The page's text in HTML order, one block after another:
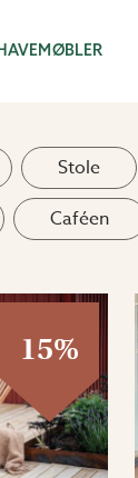
Stole
Caféen
15%